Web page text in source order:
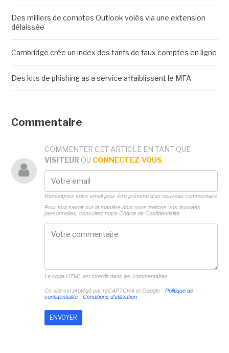
Des milliers de comptes Outlook volés via une extension
délaissée
Cambridge crée un index des tarifs de faux comptes en ligne
Des kits de phishing as a service affaiblissent le MFA
Commentaire
COMMENTER CET ARTICLE EN TANT QUE
VISITEUR OU CONNECTEZ-VOUS
Renseignez votre email pour être prévenu d'un nouveau commentaire
Pour tout savoir sur la manière dont nous traitons vos données
personnelles, consultez notre Charte de Confidentialité.
Le code HTML est interdit dans les commentaires
Ce site est protégé par reCAPTCHA et Google - Politique de
confidentialité- Conditions d'utilisation